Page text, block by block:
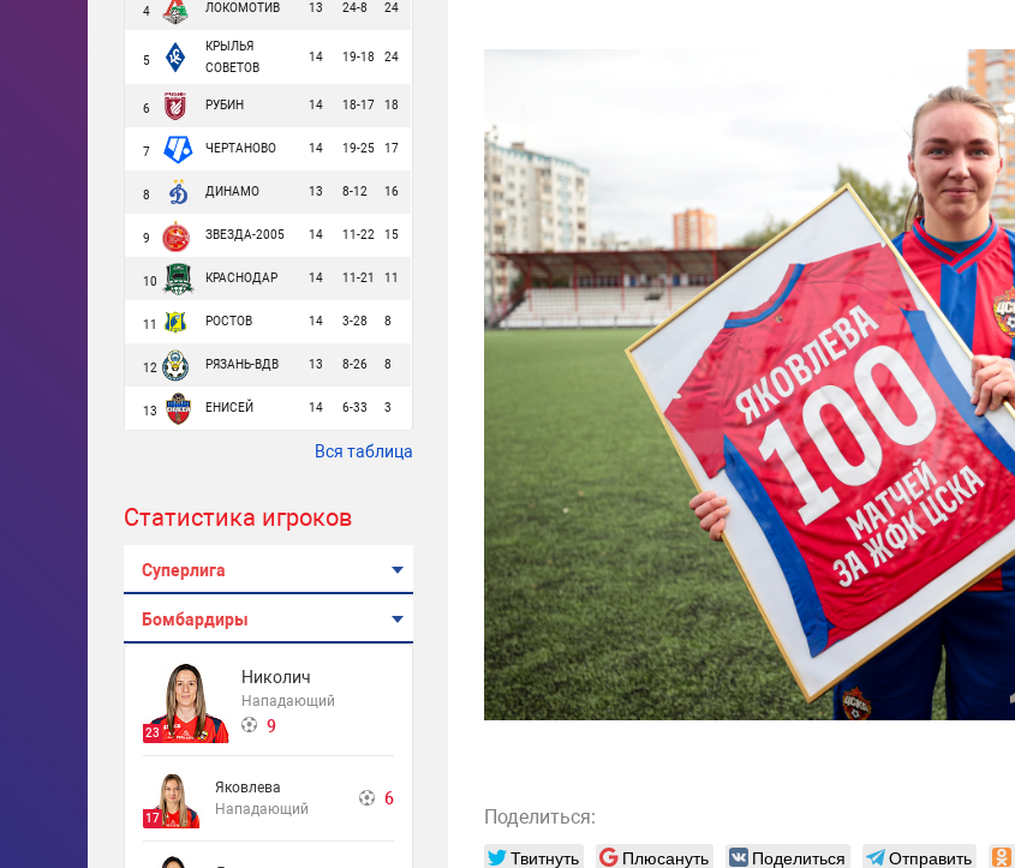
4 ЛОКОМОТИВ 13 24-8 24
5
КРЫЛЬЯ
СОВЕТОВ
14 19-18 24
6 РУБИН 14 18-17 18
7 ЧЕРТАНОВО 14 19-25 17
8 ДИНАМО 13 8-12 16
9 ЗВЕЗДА-2005 14 11-22 15
10 КРАСНОДАР 14 11-21 11
11 РОСТОВ 14 3-28 8
12 РЯЗАНЬ-ВДВ 13 8-26 8
13 ЕНИСЕЙ 14 6-33 3
Вся таблица
Статистика игроков
Суперлига
Бомбардиры
23
Николич
Нападающий
9
17
Яковлева
Нападающий
6
Поделиться:
Твитнуть Плюсануть Поделиться Отправить